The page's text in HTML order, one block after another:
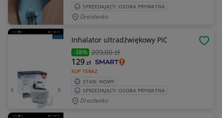
SPRZEDAJĄCY: OSOBA PRYWATNA
Drezdenko
Inhalator ultradźwiękowy PIC
-38% 209,00 zł
KUP TERAZ
129zł
STAN: NOWY
SPRZEDAJĄCY: OSOBA PRYWATNA
Drezdenko